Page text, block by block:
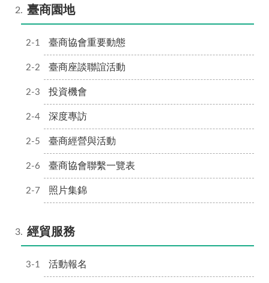
臺商園地
臺商協會重要動態
臺商座談聯誼活動
投資機會
深度專訪
臺商經營與活動
臺商協會聯繫一覽表
照片集錦
經貿服務
活動報名